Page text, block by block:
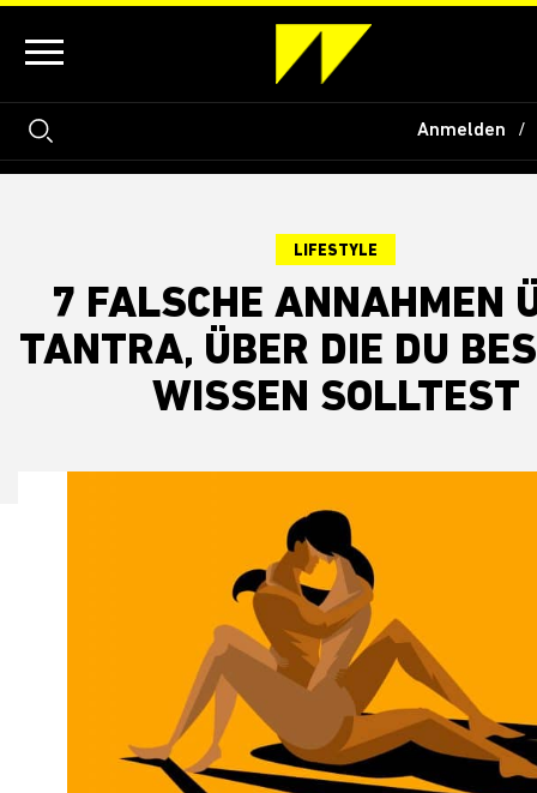
Anmelden
LIFESTYLE
7 FALSCHE ANNAHMEN
TANTRA, ÜBER DIE DU
WISSEN SOLLTEST